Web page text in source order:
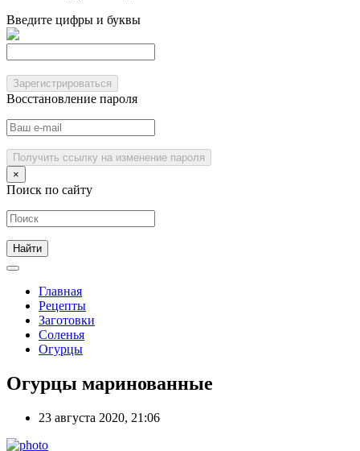
Введите цифры и буквы
Зарегистрироваться
Восстановление пароля
Получить ссылку на изменение пароля
×
Поиск по сайту
Главная
Рецепты
Заготовки
Соленья
Огурцы
Огурцы маринованные
23 августа 2020, 21:06